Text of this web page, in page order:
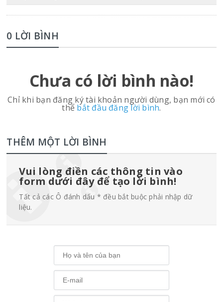
0 LỜI BÌNH
Chưa có lời bình nào!
Chỉ khi bạn đăng ký tài khoản người dùng, bạn mới có
thể bắt đầu đăng lời bình.
THÊM MỘT LỜI BÌNH
Vui lòng điền các thông tin vào
form dưới đây để tạo lời bình!
Tất cả các Ô đánh dấu * đều bắt buộc phải nhập dữ
liệu.